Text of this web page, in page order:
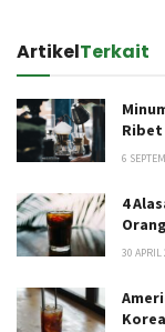
ArtikelTerkait
6
4
30 APRIL